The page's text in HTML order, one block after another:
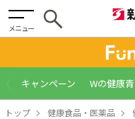
メニュー
キャンペーン Wの健康
トップ 健康食品・医薬品